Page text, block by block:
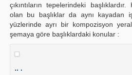
çıkıntıların tepelerindeki
olan bu başlıklar da aynı kayadan
yüzlerinde ayrı bir kompozisyon
şemaya göre başlıklardaki konular :
.. .